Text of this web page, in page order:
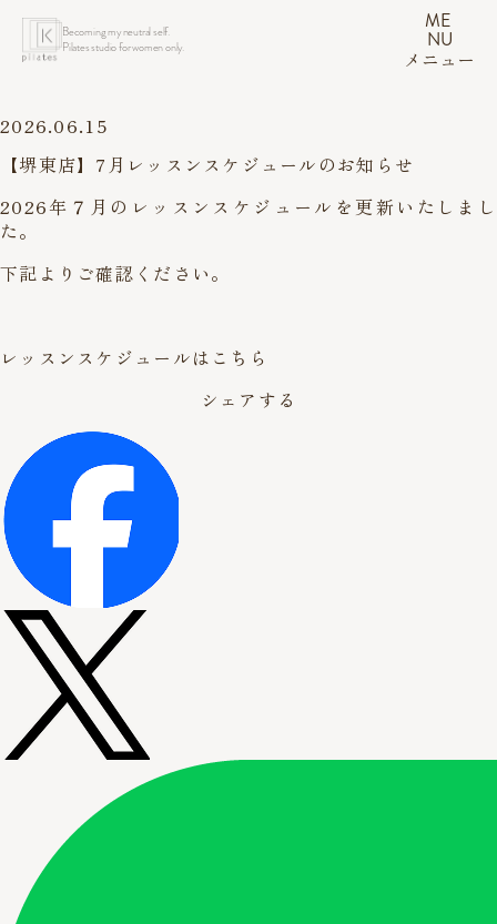
Becoming my neutral self.
Pilates studio for women only.
ME
NU
メニュー
2026.06.15
【堺東店】7月レッスンスケジュールのお知らせ
2026年７月のレッスンスケジュールを更新いたしまし
た。
下記よりご確認ください。
レッスンスケジュールはこちら
シェアする